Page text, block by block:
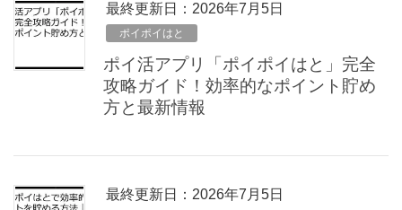
最終更新日：2026年7月5日
ポイポイはと
ポイ活アプリ「ポイポイはと」完全
攻略ガイド！効率的なポイント貯め
方と最新情報
最終更新日：2026年7月5日